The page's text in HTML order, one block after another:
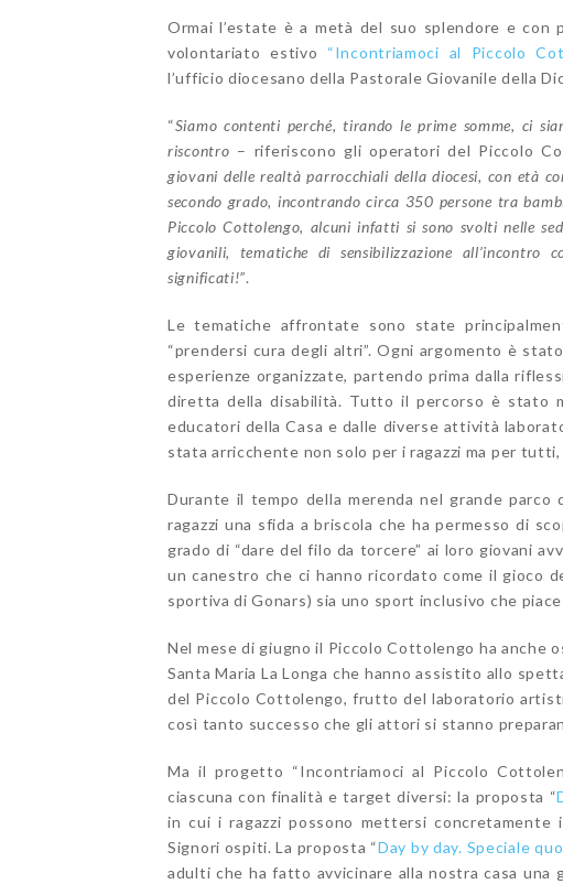
Ormai l’estate è a metà del suo splendore e
volontariato estivo “Incontriamoci al Piccolo
l’ufficio diocesano della Pastorale Giovanile della
“Siamo contenti perché, tirando le prime somme, ci
riscontro – riferiscono gli operatori del Piccolo
giovani delle realtà parrocchiali della diocesi, con età
secondo grado, incontrando circa 350 persone tra
Piccolo Cottolengo, alcuni infatti si sono svolti nelle
giovanili, tematiche di sensibilizzazione
significati!”.
Le tematiche affrontate sono state
“prendersi cura degli altri”. Ogni argomento è
esperienze organizzate, partendo prima dalla
diretta della disabilità. Tutto il percorso è stato
educatori della Casa e dalle diverse attività
stata arricchente non solo per i ragazzi ma per
Durante il tempo della merenda nel grande
ragazzi una sfida a briscola che ha permesso di
grado di “dare del filo da torcere” ai loro giovani
un canestro che ci hanno ricordato come il gioco
sportiva di Gonars) sia uno sport inclusivo che
Nel mese di giugno il Piccolo Cottolengo ha anche
Santa Maria La Longa che hanno assistito allo
del Piccolo Cottolengo, frutto del laboratorio
così tanto successo che gli attori si stanno
Ma il progetto “Incontriamoci al Piccolo
ciascuna con finalità e target diversi: la proposta “
in cui i ragazzi possono mettersi
Signori ospiti. La proposta “Day by day. Speciale
adulti che ha fatto avvicinare alla nostra casa una